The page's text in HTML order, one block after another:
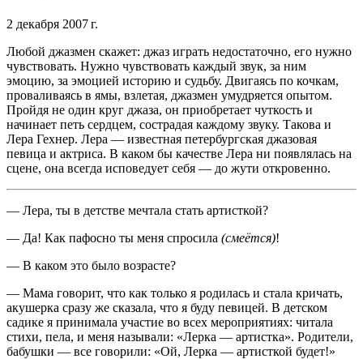
2 декабря 2007 г.
Любой джазмен скажет: джаз играть недостаточно, его нужно
чувствовать. Нужно чувствовать каждый звук, за ним
эмоцию, за эмоцией историю и судьбу. Двигаясь по кочкам,
проваливаясь в ямы, взлетая, джазмен умудряется опытом.
Пройдя не один круг джаза, он приобретает чуткость и
начинает петь сердцем, сострадая каждому звуку. Такова и
Лера Гехнер. Лера — известная петербургская джазовая
певица и актриса. В каком бы качестве Лера ни появлялась на
сцене, она всегда исповедует себя — до жути откровенно.
— Лера, ты в детстве мечтала стать артисткой?
— Да! Как пафосно ты меня спросила (смеётся)!
— В каком это было возрасте?
— Мама говорит, что как только я родилась и стала кричать,
акушерка сразу же сказала, что я буду певицей. В детском
садике я принимала участие во всех мероприятиях: читала
стихи, пела, и меня называли: «Лерка — артистка». Родители,
бабушки — все говорили: «Ой, Лерка — артисткой будет!»